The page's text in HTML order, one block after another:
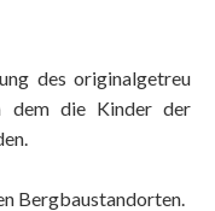
des originalgetreu
dem die Kinder der
Bergbaustandorten.